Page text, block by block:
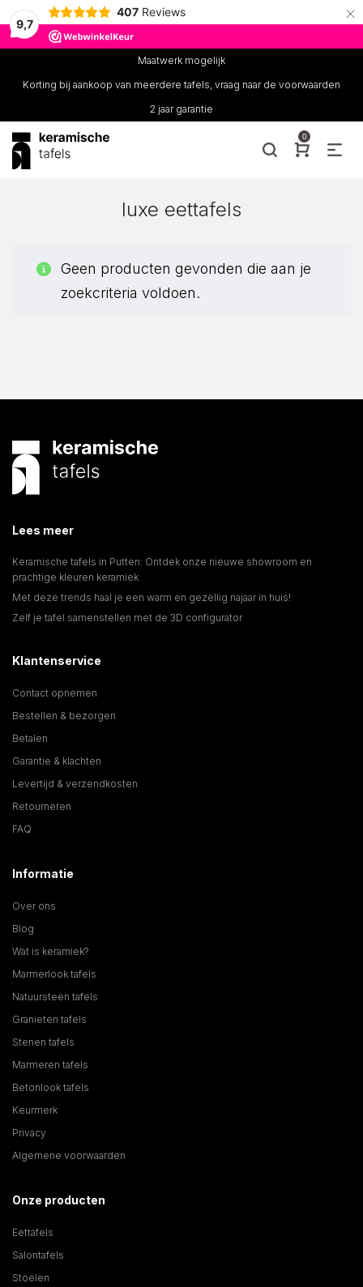
9,7
407 Reviews ×
Maatwerk mogelijk
Korting bij aankoop van meerdere tafels, vraag naar de voorwaarden
2 jaar garantie
0
luxe eettafels
Geen producten gevonden die aan je
zoekcriteria voldoen.
Lees meer
Keramische tafels in Putten: Ontdek onze nieuwe showroom en
prachtige kleuren keramiek
Met deze trends haal je een warm en gezellig najaar in huis!
Zelf je tafel samenstellen met de 3D configurator
Klantenservice
Contact opnemen
Bestellen & bezorgen
Betalen
Garantie & klachten
Levertijd & verzendkosten
Retourneren
FAQ
Informatie
Over ons
Blog
Wat is keramiek?
Marmerlook tafels
Natuursteen tafels
Granieten tafels
Stenen tafels
Marmeren tafels
Betonlook tafels
Keurmerk
Privacy
Algemene voorwaarden
Onze producten
Eettafels
Salontafels
Stoelen